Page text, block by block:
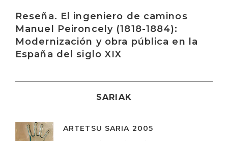
Reseña. El ingeniero de caminos
Manuel Peironcely (1818-1884):
Modernización y obra pública en la
España del siglo XIX
SARIAK
ARTETSU SARIA 2005